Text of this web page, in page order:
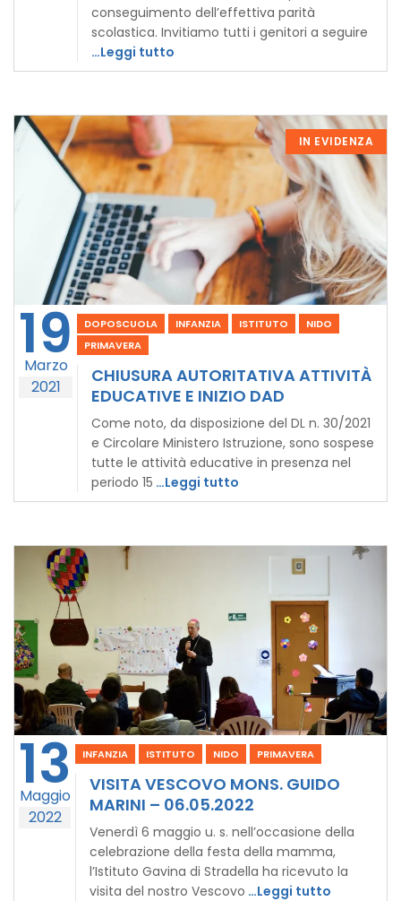
conseguimento dell’effettiva parità
scolastica. Invitiamo tutti i genitori a seguire
…Leggi tutto
IN EVIDENZA
19
Marzo
2021
DOPOSCUOLA INFANZIA ISTITUTO
NIDO
PRIMAVERA
CHIUSURA AUTORITATIVA ATTIVITÀ
EDUCATIVE E INIZIO DAD
Come noto, da disposizione del DL n. 30/2021
e Circolare Ministero Istruzione, sono sospese
tutte le attività educative in presenza nel
periodo 15 …Leggi tutto
13
Maggio
2022
INFANZIA ISTITUTO NIDO PRIMAVERA
VISITA VESCOVO MONS. GUIDO
MARINI – 06.05.2022
Venerdì 6 maggio u. s. nell’occasione della
celebrazione della festa della mamma,
l’Istituto Gavina di Stradella ha ricevuto la
visita del nostro Vescovo …Leggi tutto